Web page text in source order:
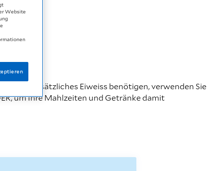
zusätzliches Eiweiss benötigen, verwenden Sie
um Ihre Mahlzeiten und Getränke damit
Website